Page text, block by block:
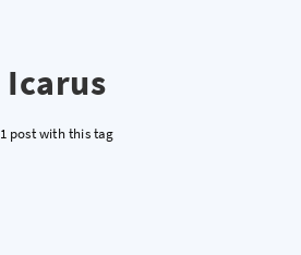
Icarus
1 post with this tag